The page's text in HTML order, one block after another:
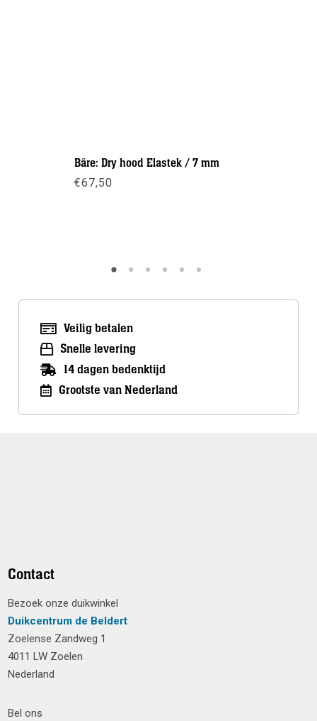
Bäre: Dry hood Elastek / 7 mm
€67,50
Veilig betalen
Snelle levering
14 dagen bedenktijd
Grootste van Nederland
Contact
Bezoek onze duikwinkel
Duikcentrum de Beldert
Zoelense Zandweg 1
4011 LW Zoelen
Nederland
Bel ons